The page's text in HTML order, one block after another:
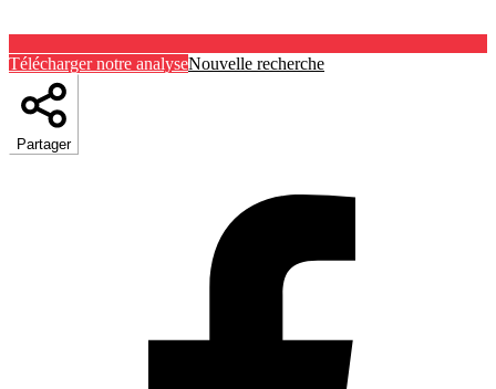
Télécharger notre analyseNouvelle recherche
Partager